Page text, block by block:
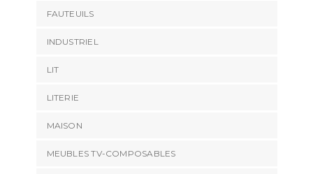
FAUTEUILS
INDUSTRIEL
LIT
LITERIE
MAISON
MEUBLES TV-COMPOSABLES